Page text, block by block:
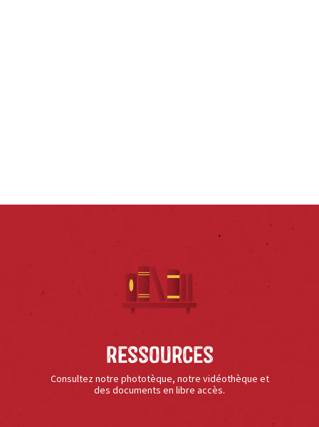
Ressources
Consultez notre phototèque, notre vidéothèque et
des documents en libre accès.